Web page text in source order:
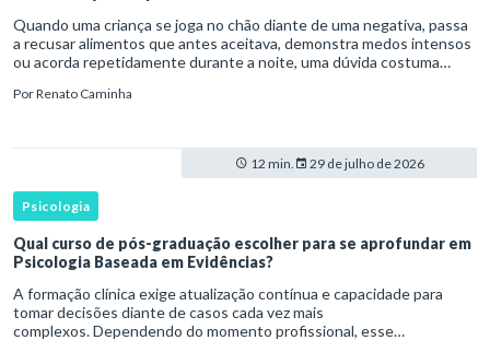
Quando uma criança se joga no chão diante de uma negativa, passa
a recusar alimentos que antes aceitava, demonstra medos intensos
ou acorda repetidamente durante a noite, uma dúvida costuma
PorRenato Caminha
12 min. 29 de julho de 2026
Psicologia
Qual curso de pós-graduação escolher para se aprofundar em
Psicologia Baseada em Evidências?
A formação clínica exige atualização contínua e capacidade para
tomar decisões diante de casos cada vez mais
complexos. Dependendo do momento profissional, esse